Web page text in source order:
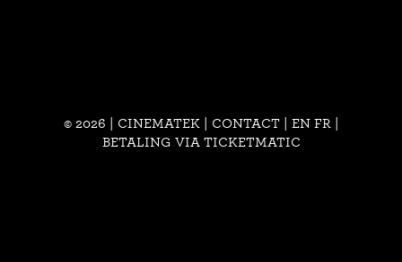
© 2026 | CINEMATEK | CONTACT| EN FR
BETALING VIA TICKETMATIC